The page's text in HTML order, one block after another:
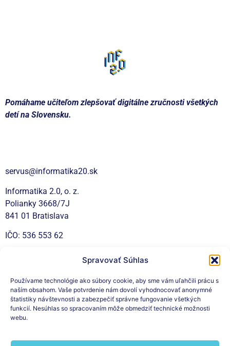
Spravovať Súhlas
Používame technológie ako súbory cookie, aby sme vám uľahčili prácu s
naším obsahom. Vaše potvrdenie nám dovolí vyhodnocovať anonymné
štatistiky návštevnosti a zabezpečiť správne fungovanie všetkých
funkcií. Nesúhlas so spracovaním môže obmedziť technické možnosti
webu.
Pomáhame učiteľom zlepšovať digitálne zručnosti všetkých
detí na Slovensku.
servus@informatika20.sk
Informatika 2.0, o. z.
Polianky 3668/7J
841 01 Bratislava
IČO: 536 553 62
Sociálne siete